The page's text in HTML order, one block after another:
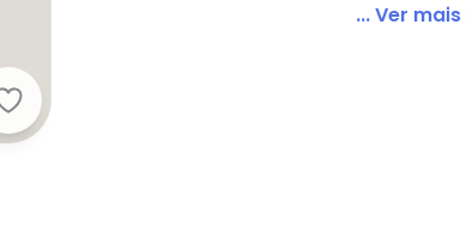
Brandili - Conjunto Infantil Menina Marrom
... Ver